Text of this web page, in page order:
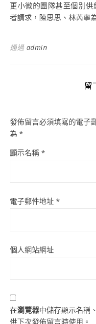
更小微的團隊甚至個別
者請求，陳思思、林芮寧
通過 admin
留
發佈留言必須填寫的電子
為 *
顯示名稱 *
電子郵件地址 *
個人網站網址
在瀏覽器中儲存顯示名稱
供下次發佈留言時使用。